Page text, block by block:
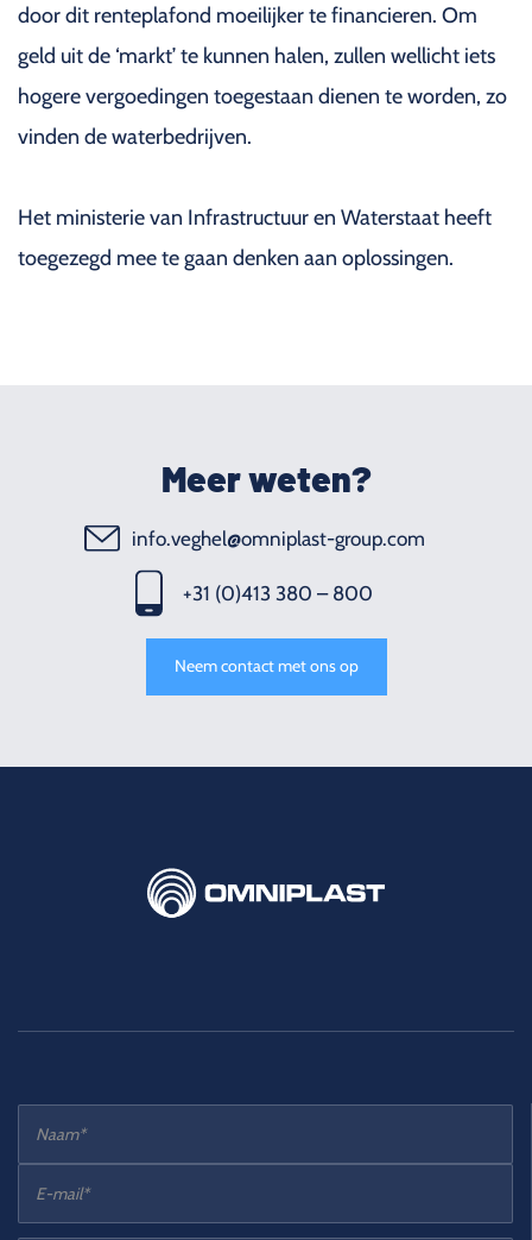
door dit renteplafond moeilijker te financieren. Om
geld uit de ‘markt’ te kunnen halen, zullen wellicht iets
hogere vergoedingen toegestaan dienen te worden, zo
vinden de waterbedrijven.
Het ministerie van Infrastructuur en Waterstaat heeft
toegezegd mee te gaan denken aan oplossingen.
Meer weten?
info.veghel@omniplast-group.com
+31 (0)413 380 – 800
Neem contact met ons op